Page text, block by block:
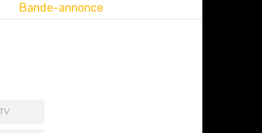
Bande-annonce